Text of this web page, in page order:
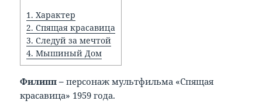
1. Характер
2. Спящая красавица
3. Следуй за мечтой
4. Мышиный Дом
Филипп –персонаж мультфильма «Спящая
красавица» 1959 года.